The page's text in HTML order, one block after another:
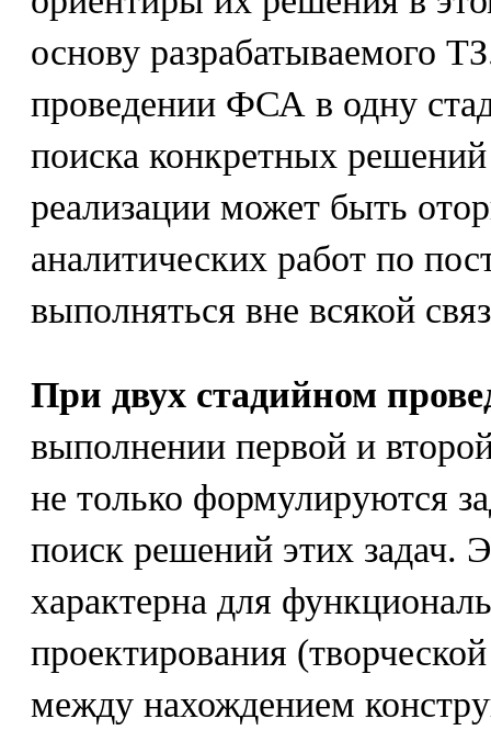
основу разрабатываемого
проведении ФСА в одну
поиска конкретных
реализации может быть
аналитических работ по
выполняться вне всякой
При двух стадийном
выполнении первой и
не только формулируются
поиск решений этих задач.
характерна для
проектирования
между нахождением